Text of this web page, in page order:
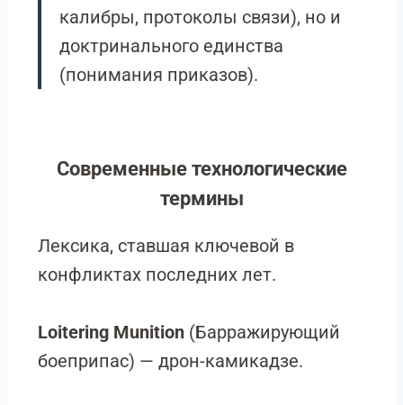
калибры, протоколы связи), но и
доктринального единства
(понимания приказов).
Современные технологические
термины
Лексика, ставшая ключевой в
конфликтах последних лет.
Loitering Munition (Барражирующий
боеприпас) — дрон-камикадзе.